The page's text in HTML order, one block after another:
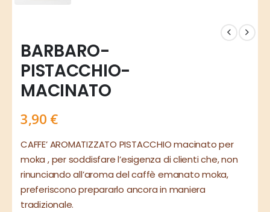
BARBARO-
PISTACCHIO-
MACINATO
3,90 €
CAFFE’ AROMATIZZATO PISTACCHIO macinato per
moka , per soddisfare l’esigenza di clienti che, non
rinunciando all’aroma del caffè emanato moka,
preferiscono prepararlo ancora in maniera
tradizionale.